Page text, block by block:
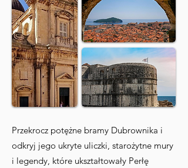
Przekrocz potężne bramy Dubrownika i
odkryj jego ukryte uliczki, starożytne mury
i legendy, które ukształtowały Perłę